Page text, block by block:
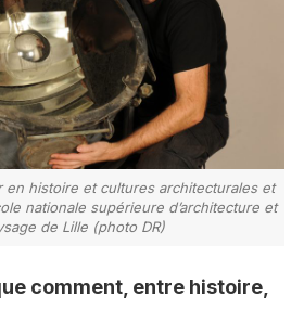
en histoire et cultures architecturales et
nationale supérieure d’architecture et
de Lille (photo DR)
comment, entre histoire,